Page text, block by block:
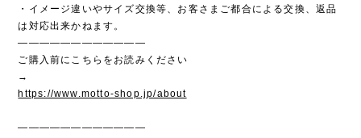
・イメージ違いやサイズ交換等、お客さまご都合による交換、返品
は対応出来かねます。
————————————
ご購入前にこちらをお読みください
→
https://www.motto-shop.jp/about
————————————